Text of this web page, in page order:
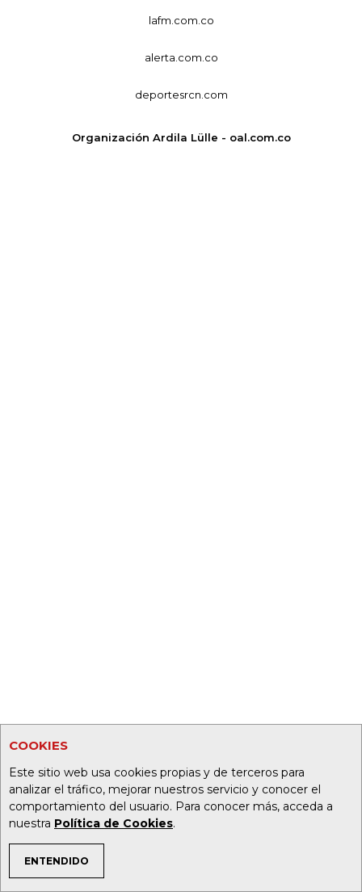
COOKIES
Este sitio web usa cookies propias y de terceros para
analizar el tráfico, mejorar nuestros servicio y conocer el
comportamiento del usuario. Para conocer más, acceda a
nuestra Política de Cookies.
ENTENDIDO
TEMAS DE INTERÉS
lafm.com.co
alerta.com.co
deportesrcn.com
Organización Ardila Lülle - oal.com.co